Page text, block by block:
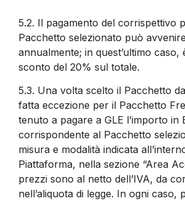
5.2. Il pagamento del corrispettivo
Pacchetto selezionato può
annualmente; in quest’ultimo
sconto del 20% sul totale.
5.3. Una volta scelto il Pacchetto
fatta eccezione per il Pacchetto
tenuto a pagare a GLE l’importo in
corrispondente al Pacchetto
misura e modalità indicata
Piattaforma, nella sezione “Area
prezzi sono al netto dell’IVA, da
nell’aliquota di legge. In ogni caso,